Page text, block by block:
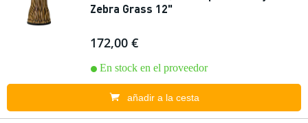
Zebra Grass 12"
172,00 €
En stock en el proveedor
añadir a la cesta